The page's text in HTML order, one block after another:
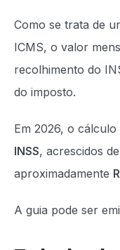
Como se trata de
ICMS, o valor
recolhimento do
do imposto.
Em 2026, o cálculo
INSS, acrescidos de
aproximadamente
A guia pode ser